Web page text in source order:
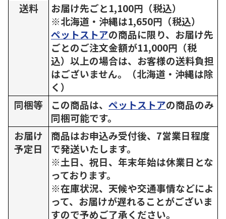
送料
お届け先ごと1,100円（税込）
※北海道・沖縄は1,650円（税込）
ペットストアの商品に限り、お届け先
ごとのご注文金額が11,000円（税
込）以上の場合は、お客様の送料負担
はございません。（北海道・沖縄は除
く）
同梱等
この商品は、 ペットストアの商品のみ
同梱可能です。
お届け
予定日
商品はお申込み受付後、7営業日程度
で発送いたします。
※土日、祝日、年末年始は休業日とな
っております。
※在庫状況、天候や交通事情などによ
って、お届けが遅れることがございま
すので予めご了承ください。